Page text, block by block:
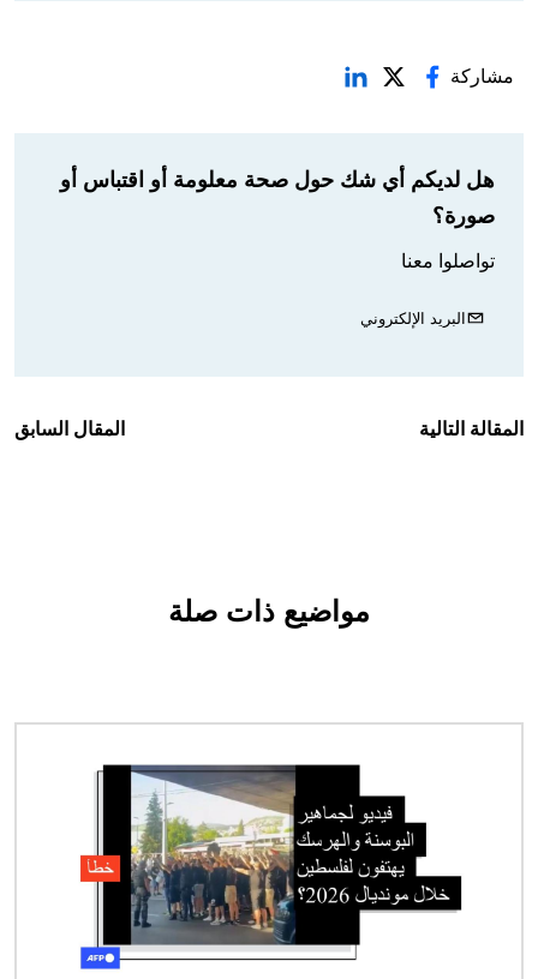
مشاركة
هل لديكم أي شك حول صحة معلومة أو اقتباس أو
صورة؟
تواصلوا معنا
البريد الإلكتروني
المقالة التالية المقال السابق
مواضيع ذات صلة